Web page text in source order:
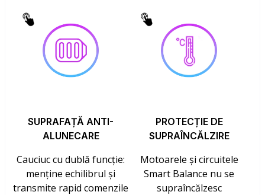
SUPRAFAȚĂ ANTI-
ALUNECARE
Cauciuc cu dublă funcție:
menține echilibrul și
transmite rapid comenzile
PROTECȚIE DE
SUPRAÎNCĂLZIRE
Motoarele și circuitele
Smart Balance nu se
supraîncălzesc